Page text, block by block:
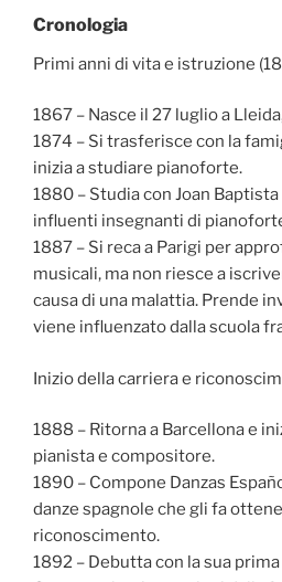
Cronologia
Primi anni di vita e istruzione
1867 – Nasce il 27 luglio a
1874 – Si trasferisce con la
inizia a studiare pianoforte.
1880 – Studia con Joan
influenti insegnanti di
1887 – Si reca a Parigi per
musicali, ma non riesce a
causa di una malattia. Prende
viene influenzato dalla scuola
Inizio della carriera e
1888 – Ritorna a Barcellona e
pianista e compositore.
1890 – Compone Danzas
danze spagnole che gli fa
riconoscimento.
1892 – Debutta con la sua